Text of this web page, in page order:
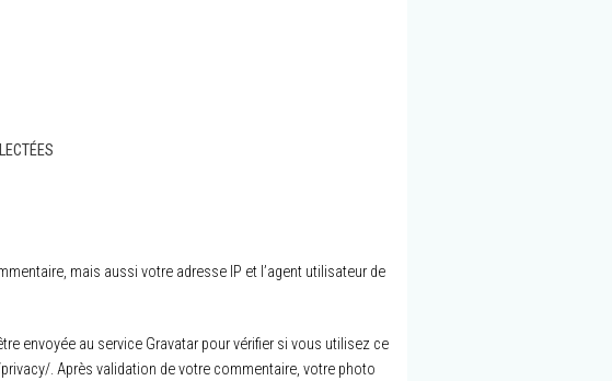
mais aussi votre adresse IP et l’agent utilisateur de
envoyée au service Gravatar pour vérifier si vous utilisez ce
. Après validation de votre commentaire, votre photo